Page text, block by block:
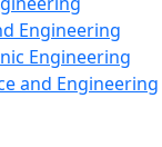
Engineering
Engineering
and Engineering